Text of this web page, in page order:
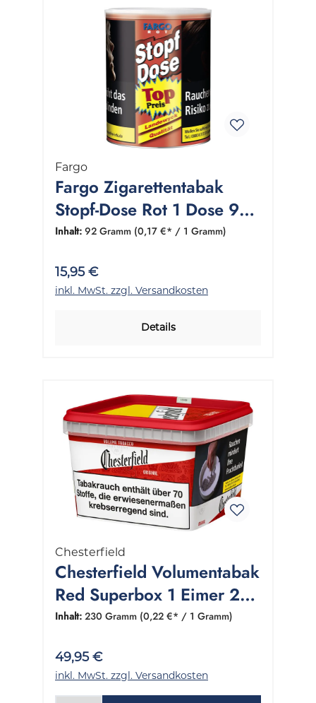
Fargo
Fargo Zigarettentabak
Stopf-Dose Rot 1 Dose 92
Gramm
Inhalt: 92 Gramm (0,17 €* / 1 Gramm)
15,95 €
inkl. MwSt. zzgl. Versandkosten
Details
Chesterfield
Chesterfield Volumentabak
Red Superbox 1 Eimer 230
Gramm
Inhalt: 230 Gramm (0,22 €* / 1 Gramm)
49,95 €
inkl. MwSt. zzgl. Versandkosten